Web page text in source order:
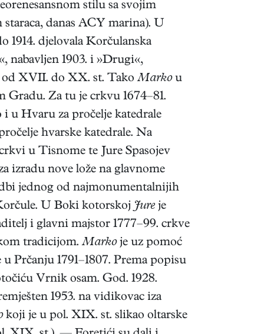
stilu sa svojim
danas ACY marina). U
djelovala Korčulanska
nabavljen 1903. i »Drugi«,
od XVII. do XX. st. TakoMarkou
Gradu. Za tu je crkvu 1674–81.
u Hvaru za pročelje katedrale
hvarske katedrale. Na
u Tisnome te Jure Spasojev
izradu nove lože na glavnome
jednog od najmonumentalnijih
U Boki kotorskojJure je
i glavni majstor 1777–99. crkve
tradicijom.Markoje uz pomoć
Prčanju 1791–1807. Prema popisu
Vrnik osam. God. 1928.
1953. na vidikovac iza
koji je u pol. XIX. st. slikao oltarske